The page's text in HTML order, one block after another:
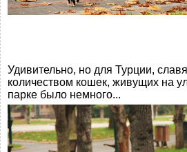
Удивительно, но для Турции,
количеством кошек, живущих на
парке было немного...